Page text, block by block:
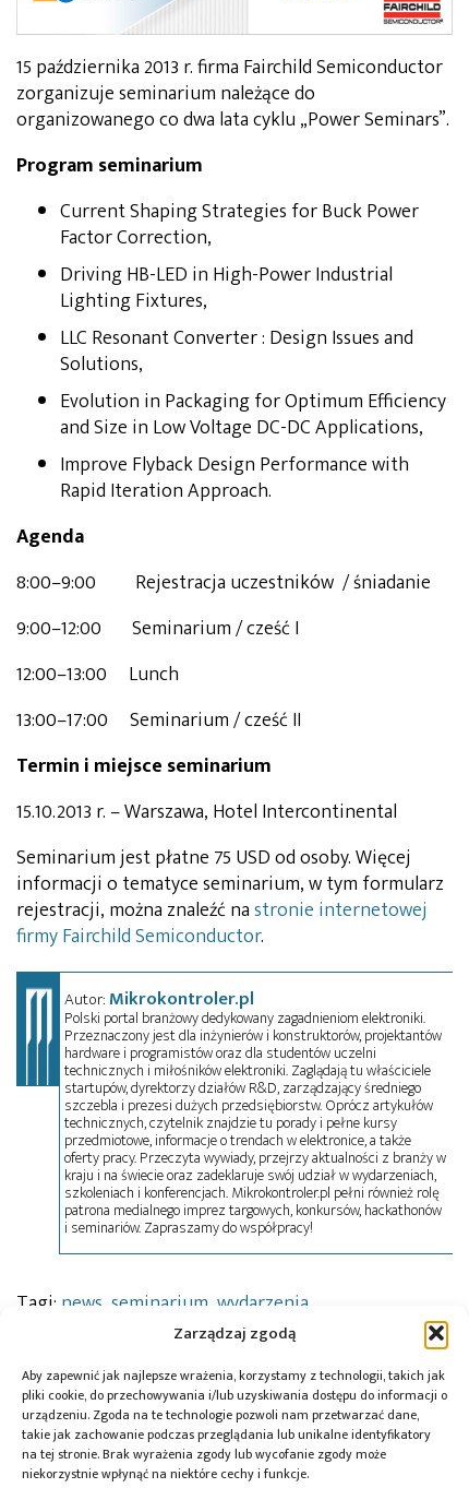
Zarządzaj zgodą
Aby zapewnić jak najlepsze wrażenia, korzystamy z technologii, takich jak
pliki cookie, do przechowywania i/lub uzyskiwania dostępu do informacji o
urządzeniu. Zgoda na te technologie pozwoli nam przetwarzać dane,
takie jak zachowanie podczas przeglądania lub unikalne identyfikatory
na tej stronie. Brak wyrażenia zgody lub wycofanie zgody może
niekorzystnie wpłynąć na niektóre cechy i funkcje.
15 października 2013 r. firma Fairchild Semiconductor
zorganizuje seminarium należące do
organizowanego co dwa lata cyklu „Power Seminars”.
Program seminarium
Current Shaping Strategies for Buck Power
Factor Correction,
Driving HB-LED in High-Power Industrial
Lighting Fixtures,
LLC Resonant Converter : Design Issues and
Solutions,
Evolution in Packaging for Optimum Efficiency
and Size in Low Voltage DC-DC Applications,
Improve Flyback Design Performance with
Rapid Iteration Approach.
Agenda
8:00–9:00 Rejestracja uczestników / śniadanie
9:00–12:00 Seminarium / cześć I
12:00–13:00 Lunch
13:00–17:00 Seminarium / cześć II
Termin i miejsce seminarium
15.10.2013 r. – Warszawa, Hotel Intercontinental
Seminarium jest płatne 75 USD od osoby. Więcej
informacji o tematyce seminarium, w tym formularz
rejestracji, można znaleźć nastronie internetowej
firmy Fairchild Semiconductor.
Autor:Mikrokontroler.pl
Polski portal branżowy dedykowany zagadnieniom elektroniki.
Przeznaczony jest dla inżynierów i konstruktorów, projektantów
hardware i programistów oraz dla studentów uczelni
technicznych i miłośników elektroniki. Zaglądają tu właściciele
startupów, dyrektorzy działów R&D, zarządzający średniego
szczebla i prezesi dużych przedsiębiorstw. Oprócz artykułów
technicznych, czytelnik znajdzie tu porady i pełne kursy
przedmiotowe, informacje o trendach w elektronice, a także
oferty pracy. Przeczyta wywiady, przejrzy aktualności z branży w
kraju i na świecie oraz zadeklaruje swój udział w wydarzeniach,
szkoleniach i konferencjach. Mikrokontroler.pl pełni również rolę
patrona medialnego imprez targowych, konkursów, hackathonów
i seminariów. Zapraszamy do współpracy!
Tagi: news seminarium wydarzenia
Przeczytaj również: